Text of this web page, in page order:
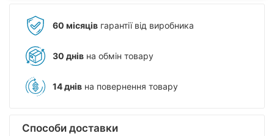
60 місяців гарантії від виробника
30 днів на обмін товару
14 днів на повернення товару
Способи доставки